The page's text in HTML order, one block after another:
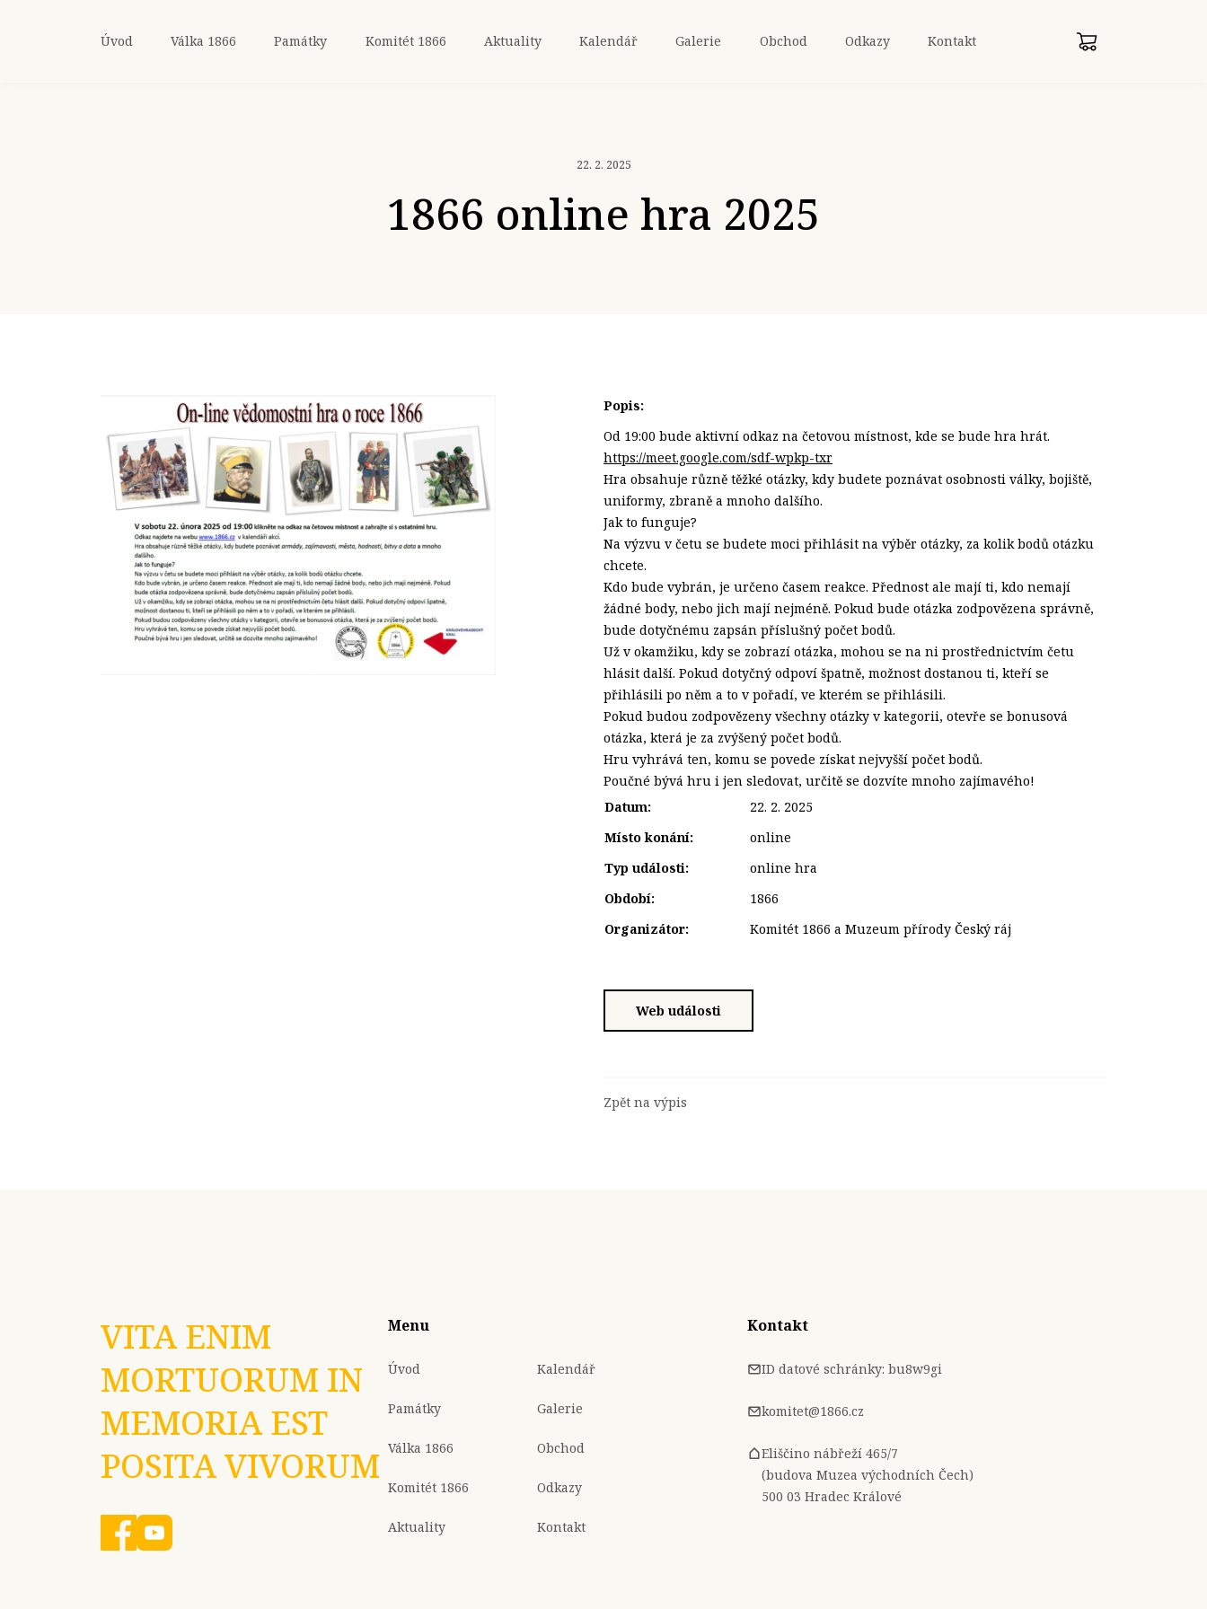
Úvod Válka 1866 Památky Komitét 1866 Aktuality Kalendář Galerie Obchod Odkazy Kontakt
22. 2. 2025
1866 online hra 2025
Popis:
Od 19:00 bude aktivní odkaz na četovou místnost, kde se bude hra hrát.
https://meet.google.com/sdf-wpkp-txr
Hra obsahuje různě těžké otázky, kdy budete poznávat osobnosti války, bojiště,
uniformy, zbraně a mnoho dalšího.
Jak to funguje?
Na výzvu v četu se budete moci přihlásit na výběr otázky, za kolik bodů otázku
chcete.
Kdo bude vybrán, je určeno časem reakce. Přednost ale mají ti, kdo nemají
žádné body, nebo jich mají nejméně. Pokud bude otázka zodpovězena správně,
bude dotyčnému zapsán příslušný počet bodů.
Už v okamžiku, kdy se zobrazí otázka, mohou se na ni prostřednictvím četu
hlásit další. Pokud dotyčný odpoví špatně, možnost dostanou ti, kteří se
přihlásili po něm a to v pořadí, ve kterém se přihlásili.
Pokud budou zodpovězeny všechny otázky v kategorii, otevře se bonusová
otázka, která je za zvýšený počet bodů.
Hru vyhrává ten, komu se povede získat nejvyšší počet bodů.
Poučné bývá hru i jen sledovat, určitě se dozvíte mnoho zajímavého!
Datum:
22. 2. 2025
Místo konání:
online
Typ události:
online hra
Období:
1866
Organizátor:
Komitét 1866 a Muzeum přírody Český ráj
Web události
Zpět na výpis
VITA ENIM
MORTUORUM IN
MEMORIA EST
POSITA VIVORUM
Menu
Úvod
Památky
Válka 1866
Komitét 1866
Aktuality
Kalendář
Galerie
Obchod
Odkazy
Kontakt
Kontakt
ID datové schránky: bu8w9gi
komitet@1866.cz
Eliščino nábřeží 465/7
(budova Muzea východních Čech)
500 03 Hradec Králové